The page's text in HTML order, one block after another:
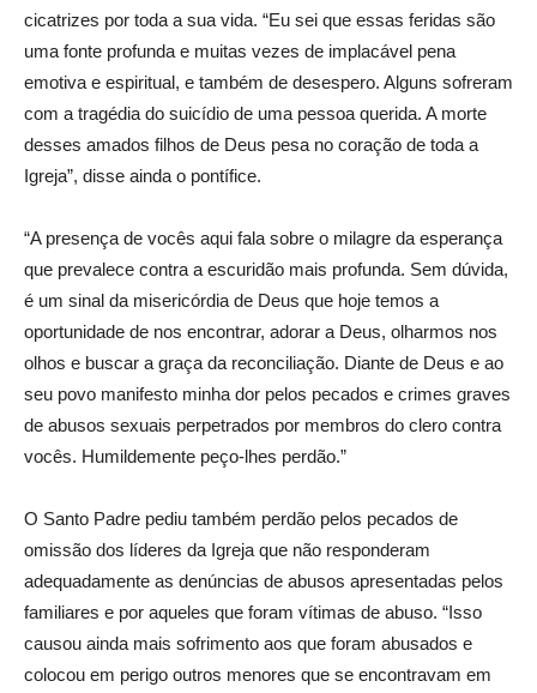
cicatrizes por toda a sua vida. “Eu sei que essas feridas são
uma fonte profunda e muitas vezes de implacável pena
emotiva e espiritual, e também de desespero. Alguns sofreram
com a tragédia do suicídio de uma pessoa querida. A morte
desses amados filhos de Deus pesa no coração de toda a
Igreja”, disse ainda o pontífice.
“A presença de vocês aqui fala sobre o milagre da esperança
que prevalece contra a escuridão mais profunda. Sem dúvida,
é um sinal da misericórdia de Deus que hoje temos a
oportunidade de nos encontrar, adorar a Deus, olharmos nos
olhos e buscar a graça da reconciliação. Diante de Deus e ao
seu povo manifesto minha dor pelos pecados e crimes graves
de abusos sexuais perpetrados por membros do clero contra
vocês. Humildemente peço-lhes perdão.”
O Santo Padre pediu também perdão pelos pecados de
omissão dos líderes da Igreja que não responderam
adequadamente as denúncias de abusos apresentadas pelos
familiares e por aqueles que foram vítimas de abuso. “Isso
causou ainda mais sofrimento aos que foram abusados e
colocou em perigo outros menores que se encontravam em